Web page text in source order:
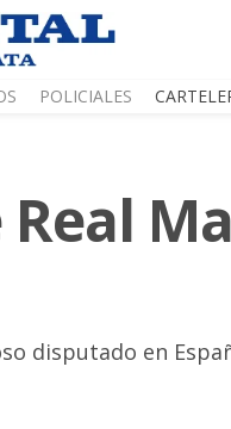
POLICIALES
disputado en